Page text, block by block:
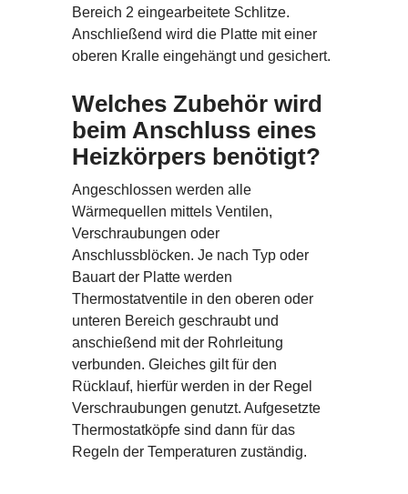
Bereich 2 eingearbeitete Schlitze.
Anschließend wird die Platte mit einer
oberen Kralle eingehängt und gesichert.
Welches Zubehör wird
beim Anschluss eines
Heizkörpers benötigt?
Angeschlossen werden alle
Wärmequellen mittels Ventilen,
Verschraubungen oder
Anschlussblöcken. Je nach Typ oder
Bauart der Platte werden
Thermostatventile in den oberen oder
unteren Bereich geschraubt und
anschießend mit der Rohrleitung
verbunden. Gleiches gilt für den
Rücklauf, hierfür werden in der Regel
Verschraubungen genutzt. Aufgesetzte
Thermostatköpfe sind dann für das
Regeln der Temperaturen zuständig.